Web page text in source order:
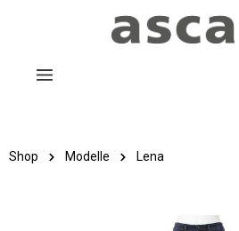
Zum Hauptinhalt springen
Shop Modelle Lena